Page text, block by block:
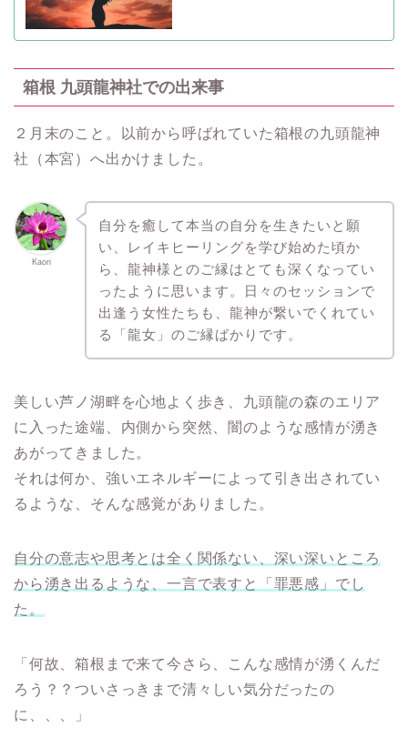
箱根 九頭龍神社での出来事
２月末のこと。以前から呼ばれていた箱根の九頭龍神
社（本宮）へ出かけました。
Kaori
自分を癒して本当の自分を生きたいと願
い、レイキヒーリングを学び始めた頃か
ら、龍神様とのご縁はとても深くなってい
ったように思います。日々のセッションで
出逢う女性たちも、龍神が繋いでくれてい
る「龍女」のご縁ばかりです。
美しい芦ノ湖畔を心地よく歩き、九頭龍の森のエリア
に入った途端、内側から突然、闇のような感情が湧き
あがってきました。
それは何か、強いエネルギーによって引き出されてい
るような、そんな感覚がありました。
自分の意志や思考とは全く関係ない、深い深いところ
から湧き出るような、一言で表すと「罪悪感」でし
た。
「何故、箱根まで来て今さら、こんな感情が湧くんだ
ろう？？ついさっきまで清々しい気分だったの
に、、、」